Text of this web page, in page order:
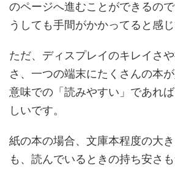
のページへ進むことができるの
うしても手間がかかってると感じ
ただ、 ディスプレイのキレイさ
さ、一つの端末にたくさんの本
意味での「読みやすい」であれ
しいです。
紙の本の場合、文庫本程度の大
も、読んでいるときの持ち安さ